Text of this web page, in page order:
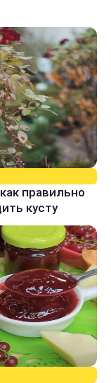
правильно
кусту